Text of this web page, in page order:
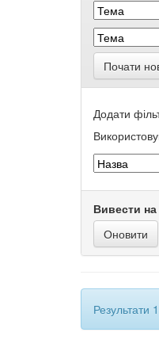
Почати
Додати
Вивести на
Результати